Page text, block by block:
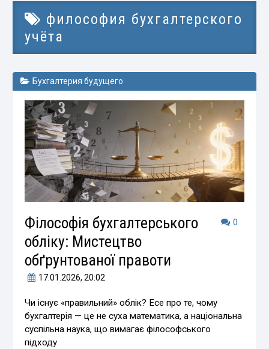
философия бухгалтерского
учёта
Бухгалтерия будущего
0
Філософія бухгалтерського
обліку: Мистецтво
обґрунтованої правоти
17.01.2026, 20:02
Чи існує «правильний» облік? Есе про те, чому
бухгалтерія — це не суха математика, а національна
суспільна наука, що вимагає філософського
підходу.